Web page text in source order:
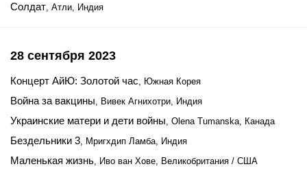
Солдат, Атли, Индия
28 сентября 2023
Концерт АйЮ: Золотой час, Южная Корея
Война за вакцины, Вивек Агнихотри, Индия
Украинские матери и дети войны, Olena Tumanska, Канада
Бездельники 3, Мригхдип Ламба, Индия
Маленькая жизнь, Иво ван Хове, Великобритания / США